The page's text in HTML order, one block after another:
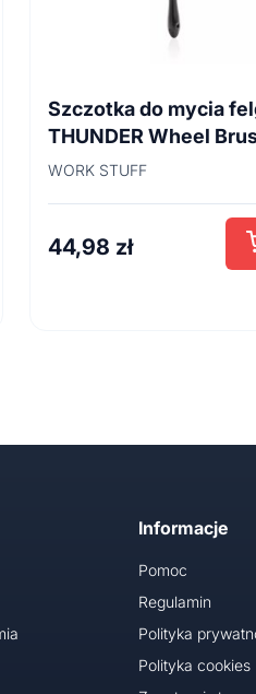
Szczotka do mycia
THUNDER Wheel
45cm
WORK STUFF
44,98 zł
Informacje
Pomoc
Regulamin
Polityka
Polityka cookies